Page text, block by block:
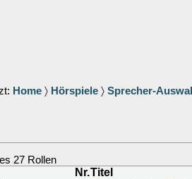
Home 〉 Hörspiele 〉 Sprecher-
27 Rollen
Nr.Titel